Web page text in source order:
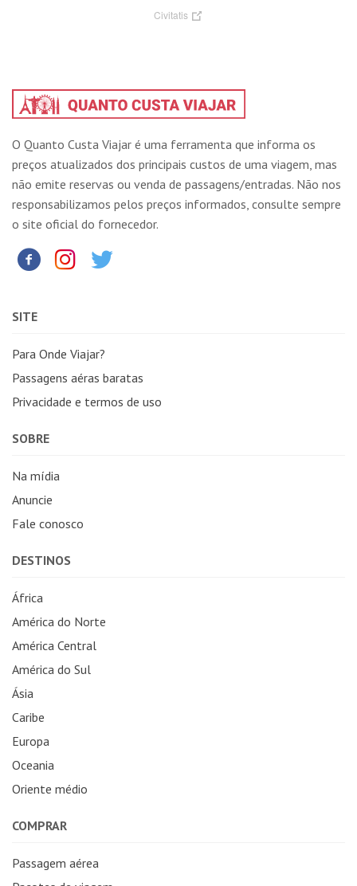
Civitatis
O Quanto Custa Viajar é uma ferramenta que informa os
preços atualizados dos principais custos de uma viagem, mas
não emite reservas ou venda de passagens/entradas. Não nos
responsabilizamos pelos preços informados, consulte sempre
o site oficial do fornecedor.
SITE
Para Onde Viajar?
Passagens aéras baratas
Privacidade e termos de uso
SOBRE
Na mídia
Anuncie
Fale conosco
DESTINOS
África
América do Norte
América Central
América do Sul
Ásia
Caribe
Europa
Oceania
Oriente médio
COMPRAR
Passagem aérea